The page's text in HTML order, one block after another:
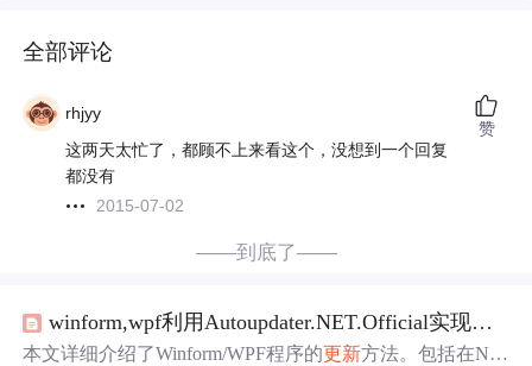
全部评论
rhjyy
这两天太忙了，都顾不上来看这个，没想到一个回复
都没有
2015-07-02
赞
——到底了——
winform,wpf利用Autoupdater.NET.Official实现自动
本文详细介绍了Winform/WPF程序的更新方法。包括在Nu